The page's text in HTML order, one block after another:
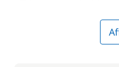
• Gennaker sur
• Spi asymétrique avec
• Hydrogénérateurs